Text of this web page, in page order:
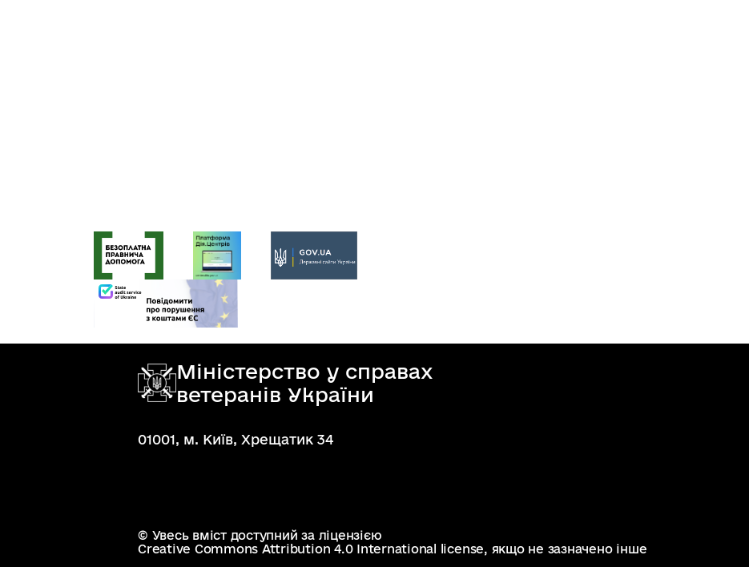
Міністерство у справах
ветеранів України
01001, м. Київ, Хрещатик 34
© Увесь вміст доступний за ліцензією
Creative Commons Attribution 4.0 International license, якщо не зазначено інше